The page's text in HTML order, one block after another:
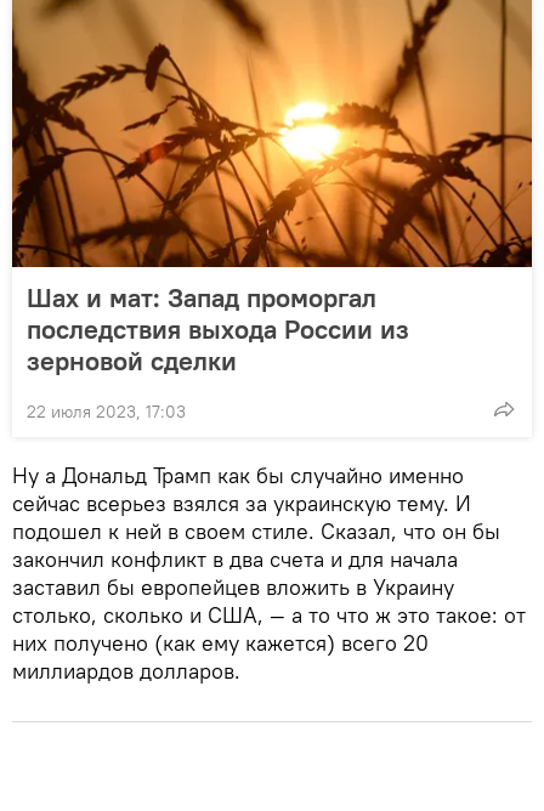
Шах и мат: Запад проморгал
последствия выхода России из
зерновой сделки
22 июля 2023, 17:03
Ну а Дональд Трамп как бы случайно именно
сейчас всерьез взялся за украинскую тему. И
подошел к ней в своем стиле. Сказал, что он бы
закончил конфликт в два счета и для начала
заставил бы европейцев вложить в Украину
столько, сколько и США, — а то что ж это такое: от
них получено (как ему кажется) всего 20
миллиардов долларов.